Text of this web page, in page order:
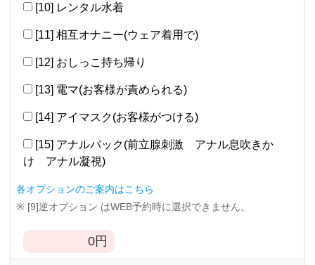
[10] レンタル水着
[11] 相互オナニー(ウェア着用で)
[12] おしっこ持ち帰り
[13] 電マ(お客様が責められる)
[14] アイマスク(お客様がつける)
[15] アナルパック(前立腺刺激 アナル息吹きか
け アナル凝視)
各オプションのご案内はこちら
※ [9]逆オプション はWEB予約時に選択できません。
0円